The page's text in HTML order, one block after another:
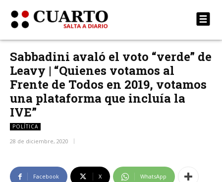
Sabbadini avaló el voto “verde” de
Leavy | “Quienes votamos al
Frente de Todos en 2019, votamos
una plataforma que incluía la
IVE”
POLÍTICA
28 de diciembre, 2020
Facebook X WhatsApp